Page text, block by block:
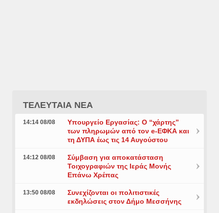
ΤΕΛΕΥΤΑΙΑ ΝΕΑ
14:14 08/08
Υπουργείο Εργασίας: Ο “χάρτης”
των πληρωμών από τον e-ΕΦΚΑ και
τη ΔΥΠΑ έως τις 14 Αυγούστου
14:12 08/08
Σύμβαση για αποκατάσταση
Τοιχογραφιών της Ιεράς Μονής
Επάνω Χρέπας
13:50 08/08
Συνεχίζονται οι πολιτιστικές
εκδηλώσεις στον Δήμο Μεσσήνης